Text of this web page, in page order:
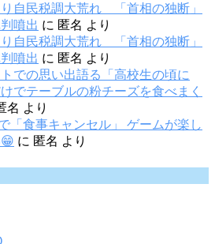
自民税調大荒れ 「首相の独断」
噴出 に 匿名 より
自民税調大荒れ 「首相の独断」
噴出 に 匿名 より
での思い出語る「高校生の頃に
でテーブルの粉チーズを食べまく
名 より
「食事キャンセル」 ゲームが楽し
に 匿名 より